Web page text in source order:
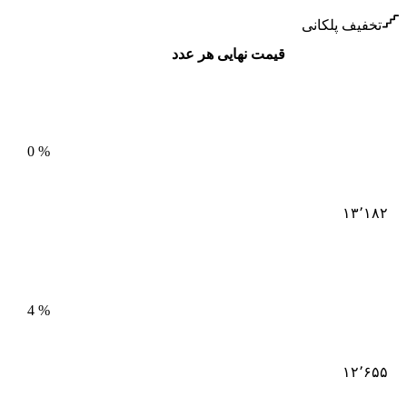
تخفیف پلکانی
قیمت نهایی هر عدد
۱۳٬۱۸۲
%
0
۱۲٬۶۵۵
%
4